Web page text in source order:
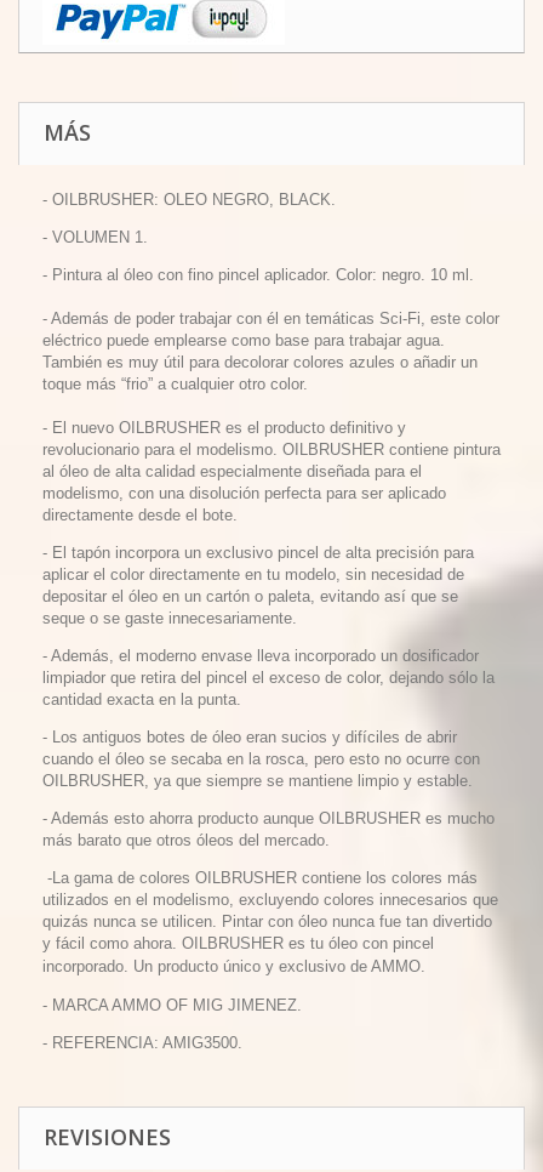
MÁS
- OILBRUSHER: OLEO NEGRO, BLACK.
- VOLUMEN 1.
- Pintura al óleo con fino pincel aplicador. Color: negro. 10 ml.
- Además de poder trabajar con él en temáticas Sci-Fi, este color
eléctrico puede emplearse como base para trabajar agua.
También es muy útil para decolorar colores azules o añadir un
toque más “frio” a cualquier otro color.
- El nuevo OILBRUSHER es el producto definitivo y
revolucionario para el modelismo. OILBRUSHER contiene pintura
al óleo de alta calidad especialmente diseñada para el
modelismo, con una disolución perfecta para ser aplicado
directamente desde el bote.
- El tapón incorpora un exclusivo pincel de alta precisión para
aplicar el color directamente en tu modelo, sin necesidad de
depositar el óleo en un cartón o paleta, evitando así que se
seque o se gaste innecesariamente.
- Además, el moderno envase lleva incorporado un dosificador
limpiador que retira del pincel el exceso de color, dejando sólo la
cantidad exacta en la punta.
- Los antiguos botes de óleo eran sucios y difíciles de abrir
cuando el óleo se secaba en la rosca, pero esto no ocurre con
OILBRUSHER, ya que siempre se mantiene limpio y estable.
- Además esto ahorra producto aunque OILBRUSHER es mucho
más barato que otros óleos del mercado.
-La gama de colores OILBRUSHER contiene los colores más
utilizados en el modelismo, excluyendo colores innecesarios que
quizás nunca se utilicen. Pintar con óleo nunca fue tan divertido
y fácil como ahora. OILBRUSHER es tu óleo con pincel
incorporado. Un producto único y exclusivo de AMMO.
- MARCA AMMO OF MIG JIMENEZ.
- REFERENCIA: AMIG3500.
REVISIONES